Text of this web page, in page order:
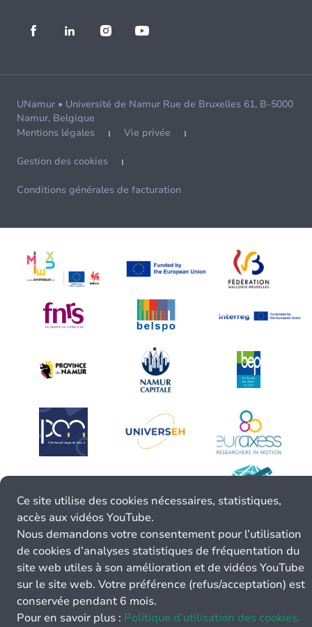
UNamur • Université de Namur Rue de Bruxelles 61, B-5000
Namur, Belgique
Mentions légales
Vie privée
Gestion des cookies
Conditions générales de facturation
Ce site utilise des cookies nécessaires, statistiques,
accès aux vidéos YouTube.
Nous demandons votre consentement pour l’utilisation
de cookies d’analyses statistiques de fréquentation du
site web utiles à son amélioration et de vidéos YouTube
sur le site web. Votre préférence (refus/acceptation) est
conservée pendant 6 mois.
Pour en savoir plus : Politique d’utilisation des cookies.